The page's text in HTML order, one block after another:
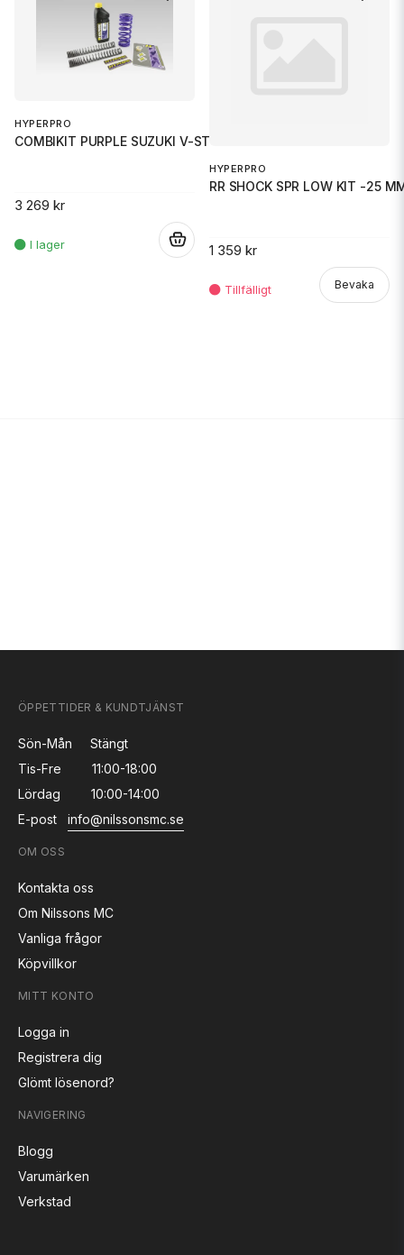
HYPERPRO
COMBIKIT PURPLE SUZUKI V-STROM
3 269 kr
HYPERPRO
RR SHOCK SPR LOW KIT -25
1 359 kr
Bevaka
ÖPPETTIDER & KUNDTJÄNST
Sön-Mån
Stängt
Tis-Fre
11:00-18:00
Lördag
10:00-14:00
E-post
info@nilssonsmc.se
OM OSS
Kontakta oss
Om Nilssons MC
Vanliga frågor
Köpvillkor
MITT KONTO
Logga in
Registrera dig
Glömt lösenord?
NAVIGERING
Blogg
Varumärken
Verkstad